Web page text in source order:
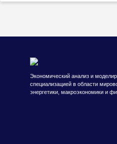
Экономический анализ и
специализацией в области
энергетики, макроэкономики и